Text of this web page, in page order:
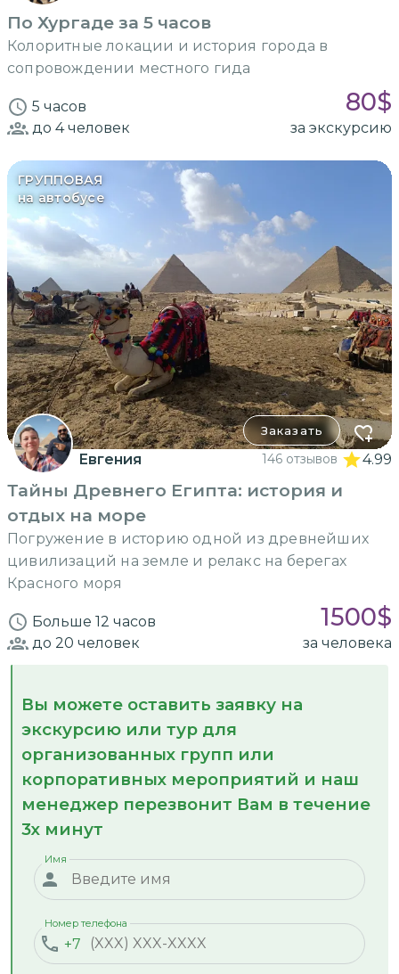
По Хургаде за 5 часов
Колоритные локации и история города в
сопровождении местного гида
5 часов 80$
до 4человек за экскурсию
ГРУППОВАЯ
на автобусе
Заказать
Евгения 146 отзывов 4.99
Тайны Древнего Египта: история и
отдых на море
Погружение в историю одной из древнейших
цивилизаций на земле и релакс на берегах
Красного моря
Больше 12 часов 1500$
до 20 человек за человека
Вы можете оставить заявку на
экскурсию или тур для
организованных групп или
корпоративных мероприятий и наш
менеджер перезвонит Вам в течение
3х минут
Имя
+7
Номер телефона